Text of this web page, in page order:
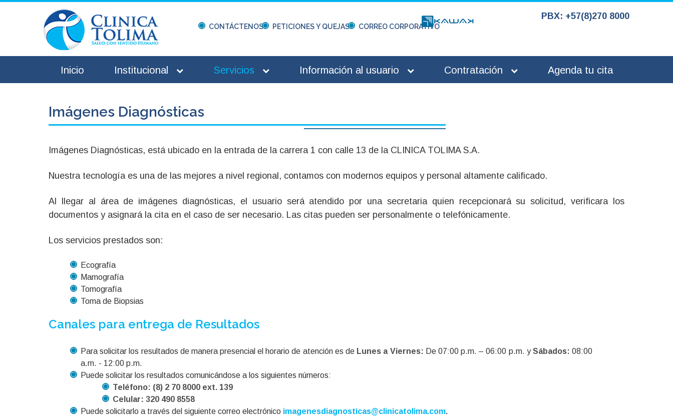
CONTÁCTENOS PETICIONES Y QUEJAS CORREO CORPORATIVO
PBX: +57(8)270 8000
Inicio Institucional Servicios Información al usuario Contratación Agenda tu cita
Imágenes Diagnósticas
Imágenes Diagnósticas, está ubicado en la entrada de la carrera 1 con calle 13 de la CLINICA TOLIMA S.A.
Nuestra tecnología es una de las mejores a nivel regional, contamos con modernos equipos y personal altamente calificado.
Al llegar al área de imágenes diagnósticas, el usuario será atendido por una secretaria quien recepcionará su solicitud, verificara los
documentos y asignará la cita en el caso de ser necesario. Las citas pueden ser personalmente o telefónicamente.
Los servicios prestados son:
Ecografía
Mamografía
Tomografía
Toma de Biopsias
Canales para entrega de Resultados
Para solicitar los resultados de manera presencial el horario de atención es de Lunes a Viernes: De 07:00 p.m. – 06:00 p.m. ySábados: 08:00
a.m. - 12:00 p.m.
Puede solicitar los resultados comunicándose a los siguientes números:
Teléfono: (8) 2 70 8000 ext. 139
Celular: 320 490 8558
Puede solicitarlo a través del siguiente correo electrónico imagenesdiagnosticas@clinicatolima.com.